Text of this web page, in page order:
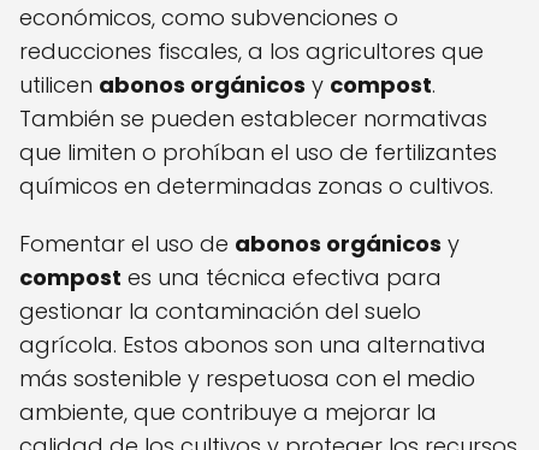
económicos, como subvenciones o
reducciones fiscales, a los agricultores que
utilicen abonos orgánicos y compost.
También se pueden establecer normativas
que limiten o prohíban el uso de fertilizantes
químicos en determinadas zonas o cultivos.
Fomentar el uso de abonos orgánicos y
compost es una técnica efectiva para
gestionar la contaminación del suelo
agrícola. Estos abonos son una alternativa
más sostenible y respetuosa con el medio
ambiente, que contribuye a mejorar la